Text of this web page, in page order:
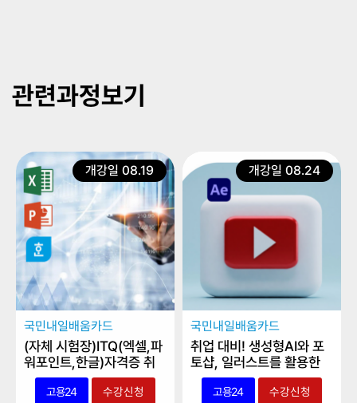
관련과정보기
국민내일배움카드
(자체 시험장)ITQ(엑셀,파
워포인트,한글)자격증 취
득과정 저녁반
개강일 08.19
고용24 수강신청
국민내일배움카드
취업 대비! 생성형AI와 포
토샵, 일러스트를 활용한
편집디자인 실무
개강일 08.24
고용24 수강신청